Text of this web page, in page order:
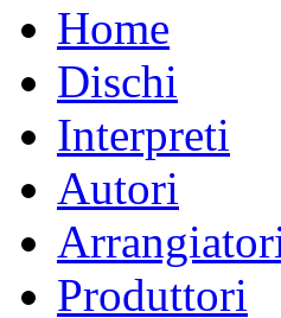
Home
Dischi
Interpreti
Autori
Produttori